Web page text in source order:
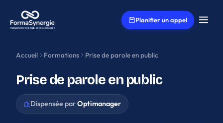
Planifier un appel
Accueil Formations Prise de parole en public
Prise de parole en public
Dispensée parOptimanager